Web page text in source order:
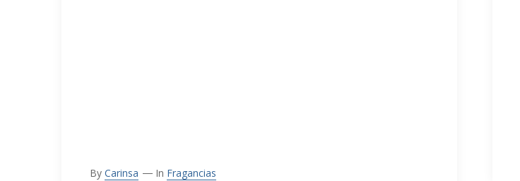
By Carinsa In Fragancias